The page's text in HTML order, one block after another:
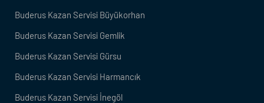
Buderus Kazan Servisi Büyükorhan
Buderus Kazan Servisi Gemlik
Buderus Kazan Servisi Gürsu
Buderus Kazan Servisi Harmancık
Buderus Kazan Servisi İnegöl